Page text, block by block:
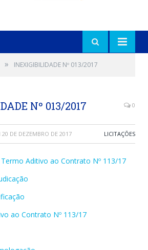
» INEXIGIBILIDADE Nº 013/2017
Nº 013/2017 0
20 DE DEZEMBRO DE 2017 LICITAÇÕES
Termo Aditivo ao Contrato Nº 113/17
ao Contrato Nº 113/17